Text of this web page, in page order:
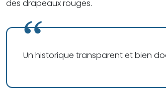
des drapeaux rouges.
Un historique transparent et bien